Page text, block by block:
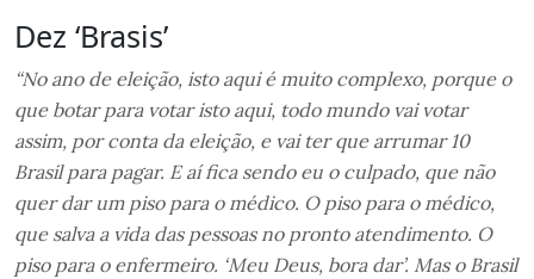
Dez ‘Brasis’
“No ano de eleição, isto aqui é muito complexo, porque o
que botar para votar isto aqui, todo mundo vai votar
assim, por conta da eleição, e vai ter que arrumar 10
Brasil para pagar. E aí fica sendo eu o culpado, que não
quer dar um piso para o médico. O piso para o médico,
que salva a vida das pessoas no pronto atendimento. O
piso para o enfermeiro. ‘Meu Deus, bora dar’. Mas o Brasil